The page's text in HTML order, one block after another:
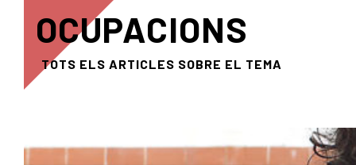
OCUPACIONS
TOTS ELS ARTICLES SOBRE EL TEMA